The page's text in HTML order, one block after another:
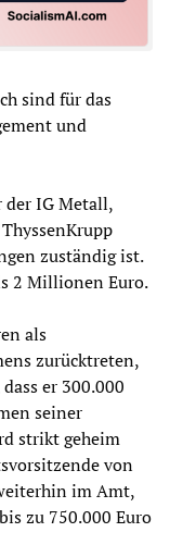
sind für das
und
der IG Metall,
zuständig ist.
2 Millionen Euro.
als
zurücktreten,
er 300.000
seiner
strikt geheim
von
im Amt,
zu 750.000 Euro